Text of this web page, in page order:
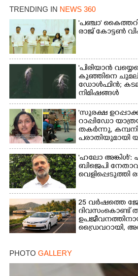
TRENDING IN NEWS 360
'​പ​ഞ്ചാ​'​
രാ​ജ് ​കോ​ട്ടൺ
'പിരിയാൻ
കുഞ്ഞിനെ
ഡോൾഫിൻ;
നിമിഷങ്ങൾ
'സുരക്ഷ
റാപ്പിഡോ
തകർന്നു,
പരാതിയുമായി
'ഹലോ അങ്കിൾ':
ബിജെപി
വെളിപ്പെടുത്തി
25 വർഷത്തെ
ദിവസംകൊണ്ട്
ഡ്രൈവറായി,​
PHOTO GALLERY